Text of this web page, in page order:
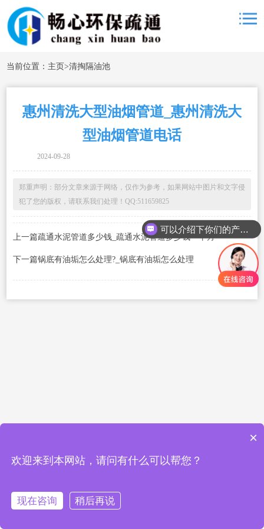
当前位置： 主页>清掏隔油池
惠州清洗大型油烟管道_惠州清洗大
型油烟管道电话
2024-09-28
郑重声明：部分文章来源于网络，仅作为参考，如果网站中图片和文字侵
犯了您的版权，请联系我们处理！QQ:511659825
上一篇疏通水泥管道多少钱_疏通水泥管道多少钱一平方
下一篇锅底有油垢怎么处理?_锅底有油垢怎么处理
可以介绍下你们的产品么
×
欢迎来到本网站，请问有什么可以帮您？
现在咨询 稍后再说